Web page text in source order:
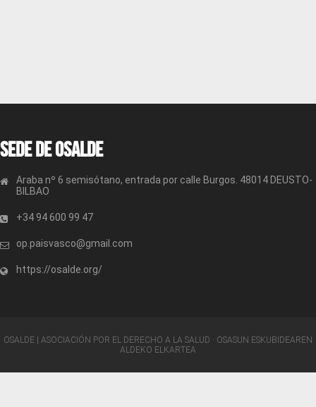
Sede de OSALDE
Araba nº 6 semisótano, entrada por calle Burgos. 48014 DEUSTO-
BILBAO
+34 94 600 99 47
op.paisvasco@gmail.com
https://osalde.org/
OSALDE | ASOCIACIÓN POR EL DERECHO A LA SALUD · OSASUN ESKUBIDEAREN
ALDEKO ELKARTEA